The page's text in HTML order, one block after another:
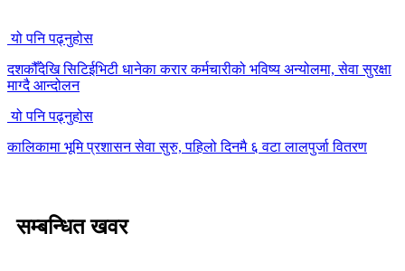
यो पनि पढ्नुहोस
दशकौँदेखि सिटिईभिटी धानेका करार कर्मचारीको भविष्य अन्योलमा, सेवा सुरक्षा
माग्दै आन्दोलन
यो पनि पढ्नुहोस
कालिकामा भूमि प्रशासन सेवा सुरु, पहिलो दिनमै ६ वटा लालपुर्जा वितरण
सम्बन्धित खवर